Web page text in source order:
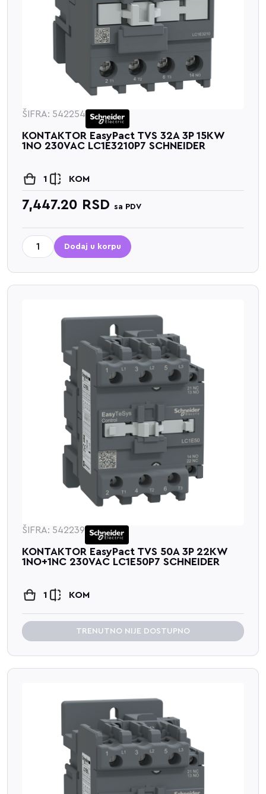
ŠIFRA: 542254
KONTAKTOR EasyPact TVS 32A 3P 15KW
1NO 230VAC LC1E3210P7 SCHNEIDER
1 KOM
7,447.20 RSD sa PDV
Dodaj u korpu
ŠIFRA: 542239
KONTAKTOR EasyPact TVS 50A 3P 22KW
1NO+1NC 230VAC LC1E50P7 SCHNEIDER
1 KOM
TRENUTNO NIJE DOSTUPNO